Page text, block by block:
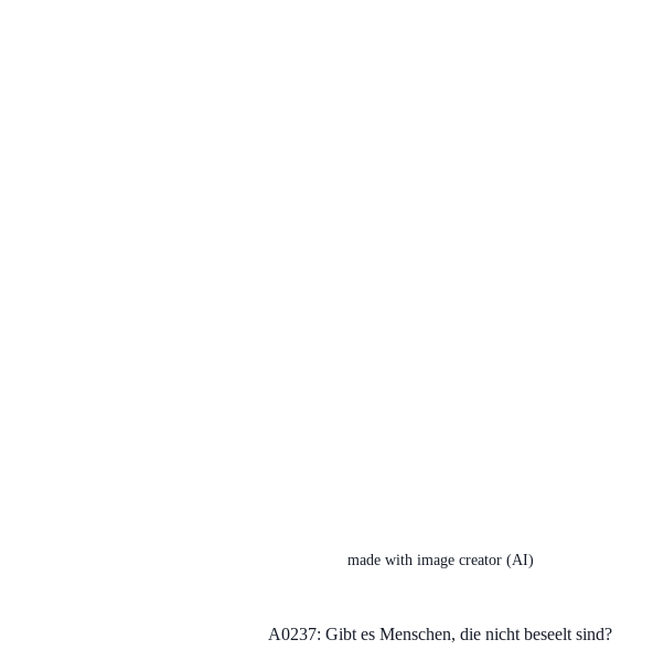
made with image creator (AI)
A0237: Gibt es Menschen, die nicht beseelt sind?